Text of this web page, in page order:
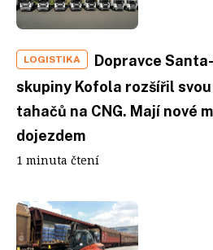
LOGISTIKA
Dopravce
skupiny Kofola rozšířil
tahačů na CNG. Mají nové
dojezdem
1 minuta čtení